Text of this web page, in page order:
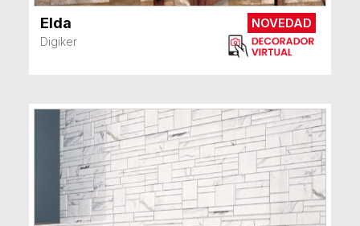
Elda
Digiker
NOVEDAD